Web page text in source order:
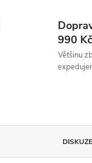
990 Kč
Většinu
DISKUZE